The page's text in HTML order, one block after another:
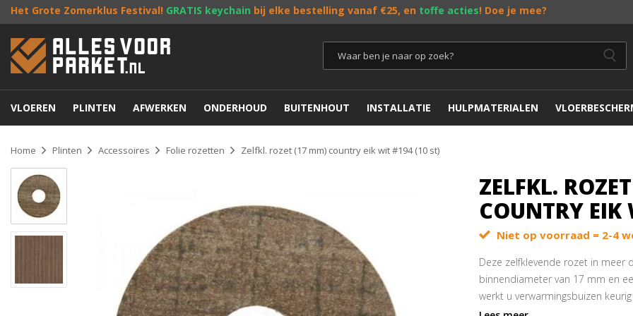
Het Grote Zomerklus Festival! GRATIS keychain bij elke bestelling vanaf €25, en toffe acties! Doe je mee?
VLOEREN PLINTEN AFWERKEN ONDERHOUD BUITENHOUT INSTALLATIE HULPMATERIALEN
Home Plinten Accessoires Folie rozetten Zelfkl. rozet (17 mm) country eik wit #194 (10 st)
ZELFKL.
COUNTRY
Niet op voorraad = 2-4
Deze zelfklevende rozet in meer
binnendiameter van 17 mm en
werkt u verwarmingsbuizen
rozetten zijn eenvoudig op maat